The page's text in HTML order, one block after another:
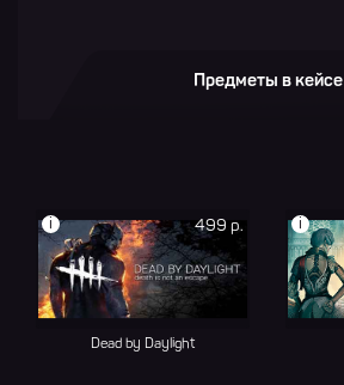
Предметы в кейсе
499 р.
i
Dead by Daylight
i